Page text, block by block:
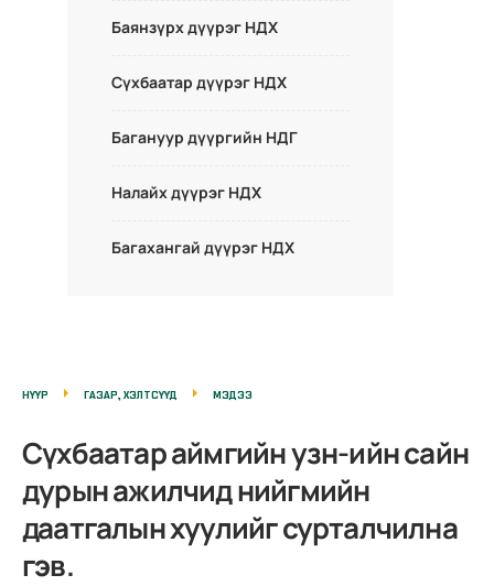
Баянзүрх дүүрэг НДХ
Сүхбаатар дүүрэг НДХ
Багануур дүүргийн НДГ
Налайх дүүрэг НДХ
Багахангай дүүрэг НДХ
НҮҮР ГАЗАР, ХЭЛТСҮҮД МЭДЭЭ
Сүхбаатар аймгийн узн-ийн сайн
дурын ажилчид нийгмийн
даатгалын хуулийг сурталчилна
гэв.